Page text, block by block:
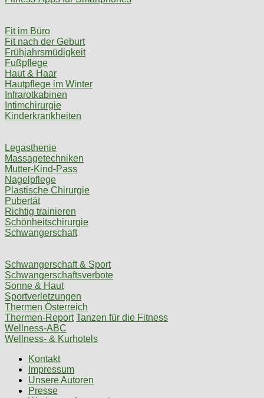
Fit im Büro
Fit nach der Geburt
Frühjahrsmüdigkeit
Fußpflege
Haut & Haar
Hautpflege im Winter
Infrarotkabinen
Intimchirurgie
Kinderkrankheiten
Legasthenie
Massagetechniken
Mutter-Kind-Pass
Nagelpflege
Plastische Chirurgie
Pubertät
Richtig trainieren
Schönheitschirurgie
Schwangerschaft
Schwangerschaft & Sport
Schwangerschaftsverbote
Sonne & Haut
Sportverletzungen
Thermen Österreich
Thermen-Report Tanzen für die Fitness
Wellness-ABC
Wellness- & Kurhotels
Kontakt
Impressum
Unsere Autoren
Presse